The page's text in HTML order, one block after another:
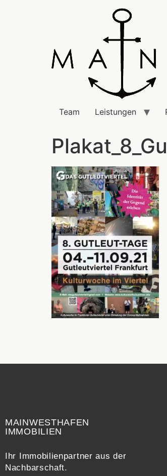
Team Leistungen
MAINWESTHAFEN
IMMOBILIEN
Ihr Immobilienpartner aus der
Nachbarschaft.